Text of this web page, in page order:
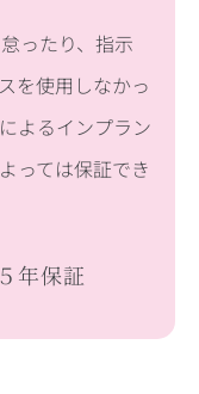
ったり、指示
を使用しなかっ
よるインプラン
っては保証でき
年保証